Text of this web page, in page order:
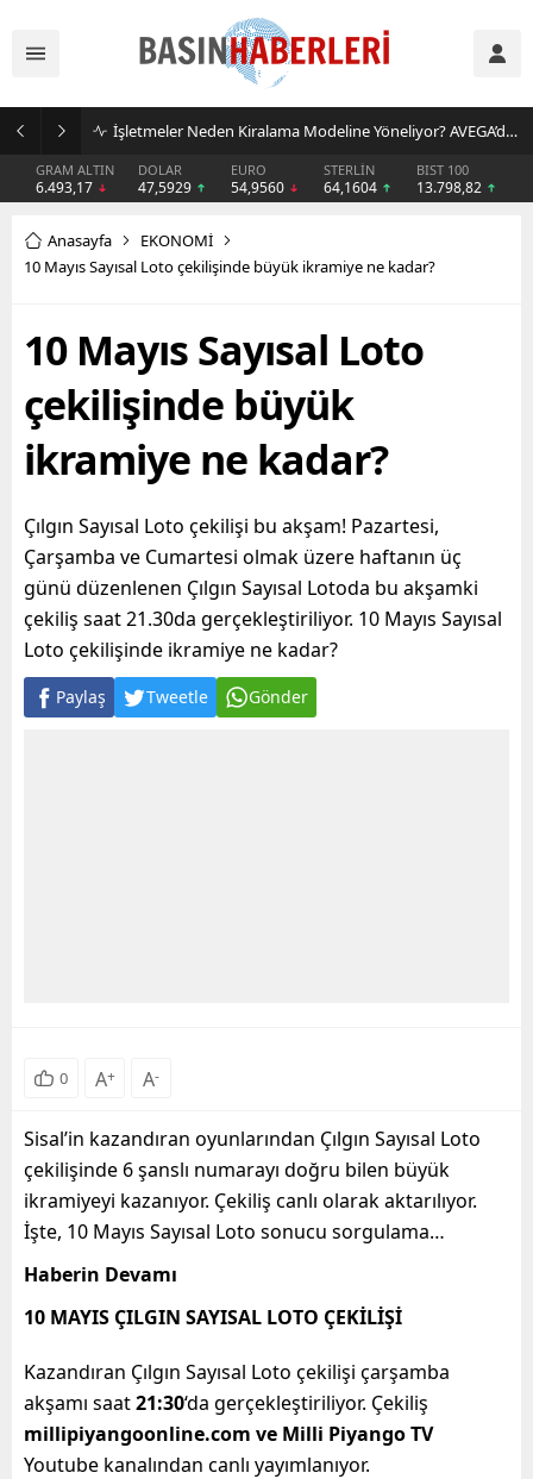
İşletmeler Neden Kiralama Modeline Yöneliyor? AVEGA’dan Esnek Temizlik Çözümü
GRAM ALTIN
6.493,17
DOLAR
47,5929
EURO
54,9560
STERLİN
64,1604
BIST 100
13.798,82
Anasayfa
EKONOMİ
10 Mayıs Sayısal Loto çekilişinde büyük ikramiye ne kadar?
10 Mayıs Sayısal Loto
çekilişinde büyük
ikramiye ne kadar?
Çılgın Sayısal Loto çekilişi bu akşam! Pazartesi,
Çarşamba ve Cumartesi olmak üzere haftanın üç
günü düzenlenen Çılgın Sayısal Lotoda bu akşamki
çekiliş saat 21.30da gerçekleştiriliyor. 10 Mayıs Sayısal
Loto çekilişinde ikramiye ne kadar?
Paylaş Tweetle Gönder
0 A+ A-
Sisal’in kazandıran oyunlarından Çılgın Sayısal Loto
çekilişinde 6 şanslı numarayı doğru bilen büyük
ikramiyeyi kazanıyor. Çekiliş canlı olarak aktarılıyor.
İşte, 10 Mayıs Sayısal Loto sonucu sorgulama…
Haberin Devamı
10 MAYIS ÇILGIN SAYISAL LOTO ÇEKİLİŞİ
Kazandıran Çılgın Sayısal Loto çekilişi çarşamba
akşamı saat21:30‘da gerçekleştiriliyor. Çekiliş
millipiyangoonline.com ve Milli Piyango TV
Youtube kanalından canlı yayımlanıyor.